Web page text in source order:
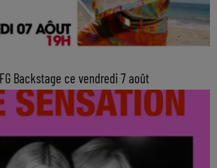
Backstage ce vendredi 7 août